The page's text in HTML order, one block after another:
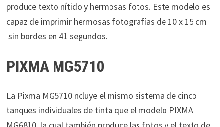
produce texto nítido y hermosas fotos. Este modelo es
capaz de imprimir hermosas fotografías de 10 x 15 cm
sin bordes en 41 segundos.
PIXMA MG5710
La Pixma MG5710 ncluye el mismo sistema de cinco
tanques individuales de tinta que el modelo PIXMA